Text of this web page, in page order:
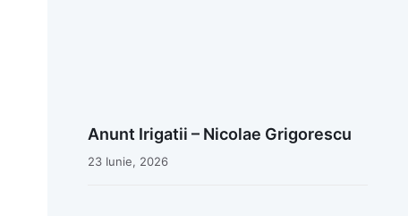
Anunt Irigatii – Nicolae Grigorescu
23 Iunie, 2026